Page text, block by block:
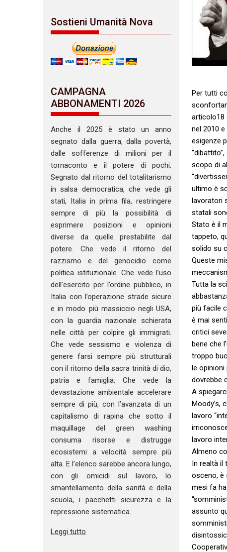
Per tutti
articolo18
nel 2010
esigenze
scopo di
ultimo è
lavoratori
statali
Stato è il
tappeto,
solido su
Queste
Tutta la
più facile
è mai
critici
bene che
troppo
le opinioni
dovrebbe
A
Moody’s,
lavoro
lavoro
Almeno
In realtà il
osceno, è
mesi fa
assunto
Sostieni Umanità Nova
CAMPAGNA
ABBONAMENTI 2026
Anche il 2025 è stato un anno
segnato dalla guerra, dalla povertà,
dalle sofferenze di milioni per il
tornaconto e il potere di pochi.
Segnato dal ritorno del totalitarismo
in salsa democratica, che vede gli
stati, Italia in prima fila, restringere
sempre di più la possibilità di
esprimere posizioni e opinioni
diverse da quelle prestabilite dal
potere. Che vede il ritorno del
razzismo e del genocidio come
politica istituzionale. Che vede l’uso
dell’esercito per l’ordine pubblico, in
Italia con l’operazione strade sicure
e in modo più massiccio negli USA,
con la guardia nazionale schierata
nelle città per colpire gli immigrati.
Che vede sessismo e violenza di
genere farsi sempre più strutturali
con il ritorno della sacra trinità di dio,
patria e famiglia. Che vede la
devastazione ambientale accelerare
sempre di più, con l’avanzata di un
capitalismo di rapina che sotto il
maquillage del green washing
consuma risorse e distrugge
ecosistemi a velocità sempre più
alta. E l’elenco sarebbe ancora lungo,
con gli omicidi sul lavoro, lo
smantellamento della sanità e della
scuola, i pacchetti sicurezza e la
repressione sistematica.
Leggi tutto